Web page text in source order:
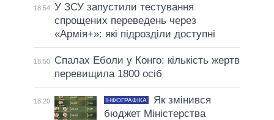
18:54 У ЗСУ запустили тестування
спрощених переведень через
«Армія+»: які підрозділи доступні
18:50
Спалах Еболи у Конго: кількість жертв
перевищила 1800 осіб
18:20 ІНФОГРАФІКА
Як змінився
бюджет Міністерства